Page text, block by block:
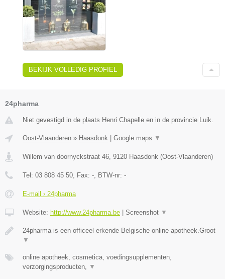
BEKIJK VOLLEDIG PROFIEL
24pharma
Niet gevestigd in de plaats Henri Chapelle en in de provincie Luik.
Oost-Vlaanderen » Haasdonk Google maps ▼
Willem van doornyckstraat 46 9120 Haasdonk (Oost-Vlaanderen)
Tel: 03 808 45 50 , Fax: - , BTW-nr: -
E-mail › 24pharma
Website: http://www.24pharma.be Screenshot ▼
24pharma is een officeel erkende Belgische online apotheek.Groot
▼
online apotheek, cosmetica, voedingsupplementen,
verzorgingsproducten,
▼